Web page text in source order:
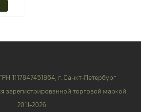
1117847451864, г. Санкт-Петербург
зарегистрированной торговой маркой.
2011-2026